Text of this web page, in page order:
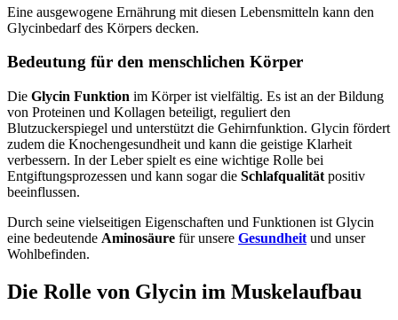
Eine ausgewogene Ernährung mit diesen Lebensmitteln kann den
Glycinbedarf des Körpers decken.
Bedeutung für den menschlichen Körper
Die Glycin Funktion im Körper ist vielfältig. Es ist an der Bildung
von Proteinen und Kollagen beteiligt, reguliert den
Blutzuckerspiegel und unterstützt die Gehirnfunktion. Glycin fördert
zudem die Knochengesundheit und kann die geistige Klarheit
verbessern. In der Leber spielt es eine wichtige Rolle bei
Entgiftungsprozessen und kann sogar die Schlafqualität positiv
beeinflussen.
Durch seine vielseitigen Eigenschaften und Funktionen ist Glycin
eine bedeutende Aminosäure für unsere Gesundheit und unser
Wohlbefinden.
Die Rolle von Glycin im Muskelaufbau